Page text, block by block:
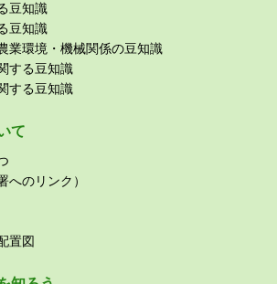
⾖知識
⾖知識
業環境・機械関係の⾖知識
する⾖知識
する⾖知識
て
へのリンク）
置図